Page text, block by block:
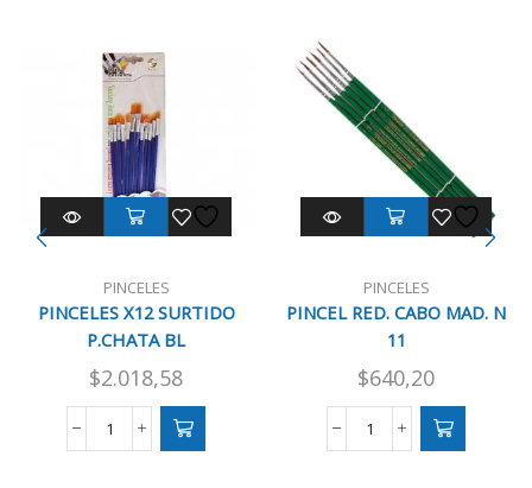
PINCELES
PINCELES X12 SURTIDO
P.CHATA BL
$2.018,58
PINCELES
PINCELES
PINCEL RED. CABO MAD. N
11
$640,20
PINCEL